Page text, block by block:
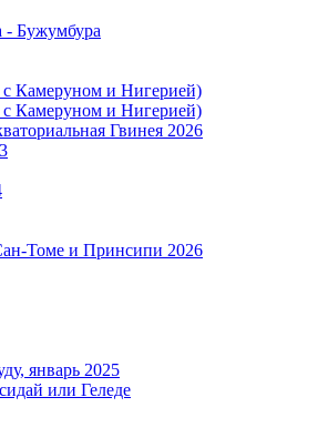
- Бужумбура
с Камеруном и Нигерией)
с Камеруном и Нигерией)
Гвинея 2026
Томе и Принсипи 2026
январь 2025
или Геледе